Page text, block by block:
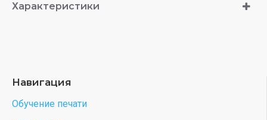
Характеристики
Навигация
Обучение печати